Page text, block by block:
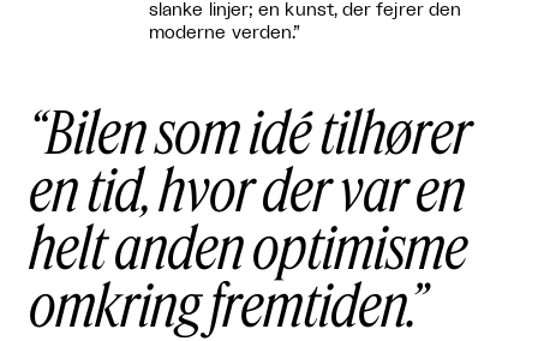
slanke linjer; en kunst, der fejrer den
moderne verden.”
Bilen som idé tilhører
en tid, hvor der var en
helt anden optimisme
omkring fremtiden.